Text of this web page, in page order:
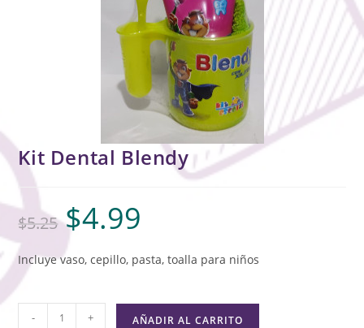
Kit Dental Blendy
$5.25 $4.99
Incluye vaso, cepillo, pasta, toalla para niños
- + AÑADIR AL CARRITO